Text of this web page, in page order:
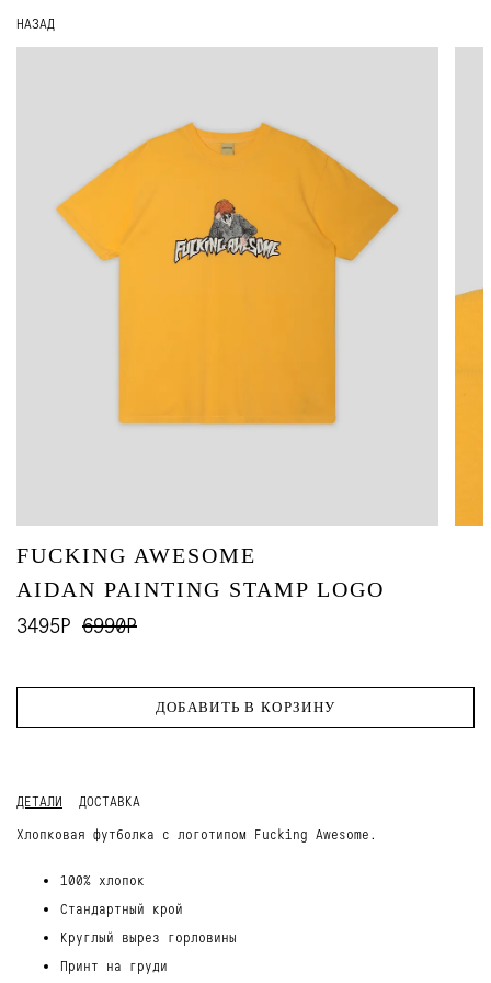
НАЗАД
FUCKING AWESOME
AIDAN PAINTING STAMP LOGO
3495Р 6990Р
ДОБАВИТЬ В КОРЗИНУ
ДЕТАЛИ
ДОСТАВКА
Хлопковая футболка с логотипом Fucking Awesome.
100% хлопок
Стандартный крой
Круглый вырез горловины
Принт на груди